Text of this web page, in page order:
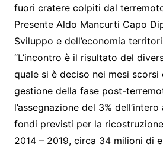
fuori cratere colpiti dal
Presente Aldo Mancurti Capo
Sviluppo e dell’economia
“L’incontro è il risultato del
quale si è deciso nei mesi
gestione della fase post-
l’assegnazione del 3%
fondi previsti per la
2014 – 2019, circa 34 milioni di